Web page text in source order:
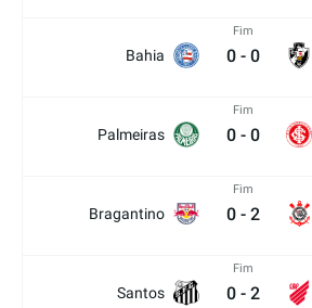
Bahia
Fim
0 - 0
Palmeiras
Fim
0 - 0
Bragantino
Fim
0 - 2
Santos
Fim
0 - 2